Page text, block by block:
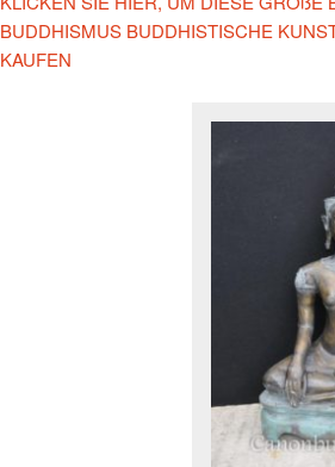
BUDDHISMUS BUDDHISTISCHE
KAUFEN